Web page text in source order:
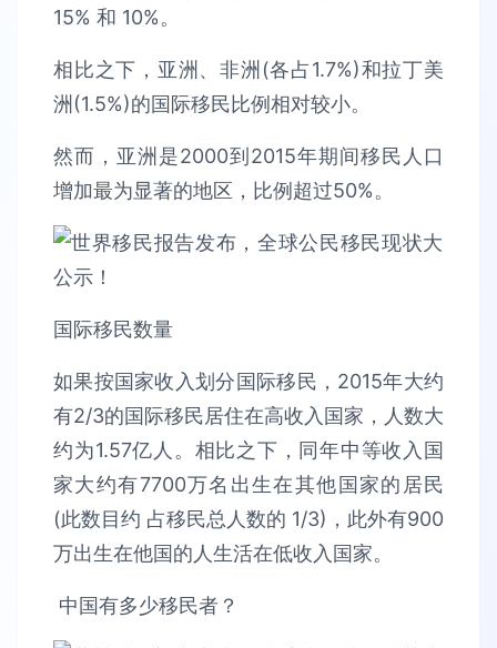
15% 和 10%。
相比之下，亚洲、非洲(各占1.7%)和拉丁美
洲(1.5%)的国际移民比例相对较小。
然而，亚洲是2000到2015年期间移民人口
增加最为显著的地区，比例超过50%。
国际移民数量
如果按国家收入划分国际移民，2015年大约
有2/3的国际移民居住在高收入国家，人数大
约为1.57亿人。相比之下，同年中等收入国
家大约有7700万名出生在其他国家的居民
(此数目约 占移民总人数的 1/3)，此外有900
万出生在他国的人生活在低收入国家。
中国有多少移民者？